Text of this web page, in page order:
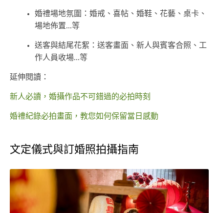
婚禮場地氛圍：婚戒、喜帖、婚鞋、花藝、桌卡、
場地佈置...等
送客與結尾花絮：送客畫面、新人與賓客合照、工
作人員收場...等
延伸閱讀：
新人必讀，婚攝作品不可錯過的必拍時刻
婚禮紀錄必拍畫面，教您如何保留當日感動
文定儀式與訂婚照拍攝指南